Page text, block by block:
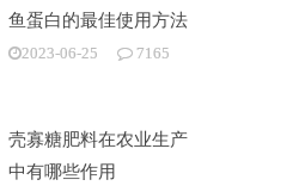
鱼蛋白的最佳使用方法
2023-06-25 7165
壳寡糖肥料在农业生产
中有哪些作用